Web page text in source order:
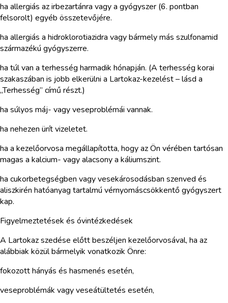
ha allergiás az irbezartánra vagy a gyógyszer (6. pontban
felsorolt) egyéb összetevőjére.
ha allergiás a hidroklorotiazidra vagy bármely más szulfonamid
származékú gyógyszerre.
ha túl van a terhesség harmadik hónapján. (A terhesség korai
szakaszában is jobb elkerülni a Lartokaz-kezelést – lásd a
„Terhesség” című részt.)
ha súlyos máj- vagy veseproblémái vannak.
ha nehezen ürít vizeletet.
ha a kezelőorvosa megállapította, hogy az Ön vérében tartósan
magas a kalcium- vagy alacsony a káliumszint.
ha cukorbetegségben vagy vesekárosodásban szenved és
aliszkirén hatóanyag tartalmú vérnyomáscsökkentő gyógyszert
kap.
Figyelmeztetések és óvintézkedések
A Lartokaz szedése előtt beszéljen kezelőorvosával, ha az
alábbiak közül bármelyik vonatkozik Önre:
fokozott hányás és hasmenés esetén,
veseproblémák vagy veseátültetés esetén,